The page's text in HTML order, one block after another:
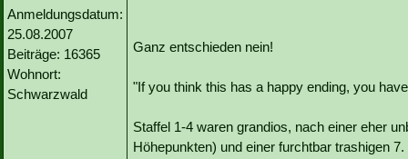
Anmeldungsdatum:
25.08.2007
Beiträge: 16365
Wohnort:
Schwarzwald
Ganz entschieden nein!
"If you think this has a happy ending, you
Staffel 1-4 waren grandios, nach einer eher
Höhepunkten) und einer furchtbar trashigen